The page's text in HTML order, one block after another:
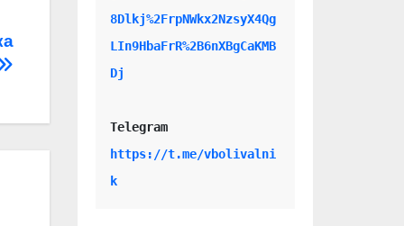
8Dlkj%2FrpNWkx2NzsyX4Qg
LIn9HbaFrR%2B6nXBgCaKMB
Dj
Telegram
https://t.me/vbolivalni
k